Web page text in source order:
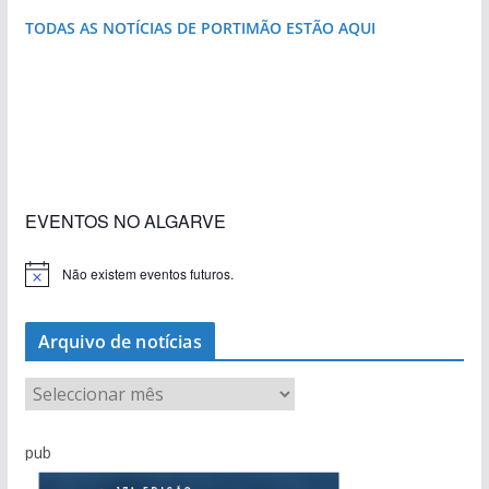
TODAS AS NOTÍCIAS DE PORTIMÃO ESTÃO AQUI
EVENTOS NO ALGARVE
Não existem eventos futuros.
Arquivo de notícias
q
pub